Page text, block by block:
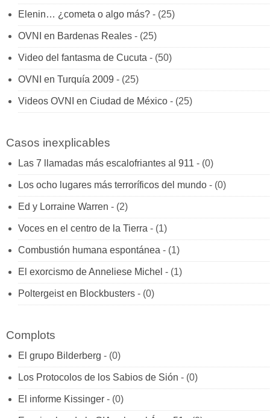
Elenin… ¿cometa o algo más? - (25)
OVNI en Bardenas Reales - (25)
Video del fantasma de Cucuta - (50)
OVNI en Turquía 2009 - (25)
Videos OVNI en Ciudad de México - (25)
Casos inexplicables
Las 7 llamadas más escalofriantes al 911 - (0)
Los ocho lugares más terroríficos del mundo - (0)
Ed y Lorraine Warren - (2)
Voces en el centro de la Tierra - (1)
Combustión humana espontánea - (1)
El exorcismo de Anneliese Michel - (1)
Poltergeist en Blockbusters - (0)
Complots
El grupo Bilderberg - (0)
Los Protocolos de los Sabios de Sión - (0)
El informe Kissinger - (0)